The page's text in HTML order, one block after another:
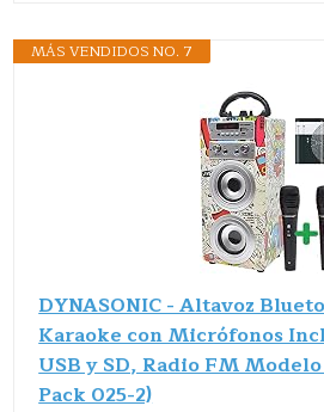
MÁS VENDIDOS NO. 7
DYNASONIC - Altavoz
Karaoke con Micrófonos
USB y SD, Radio FM
Pack 025-2)